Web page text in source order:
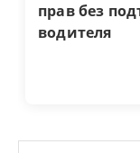
прав без
водителя